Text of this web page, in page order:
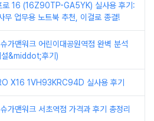
16 (16Z90TP-GA5YK) 실사용 후기:
무 업무용 노트북 추천, 이걸로 종결!
가맨워크 어린이대공원역점 완벽 분석
&middot;후기)
X16 1VH93KRC94D 실사용 후기
가맨워크 서초역점 가격과 후기 총정리